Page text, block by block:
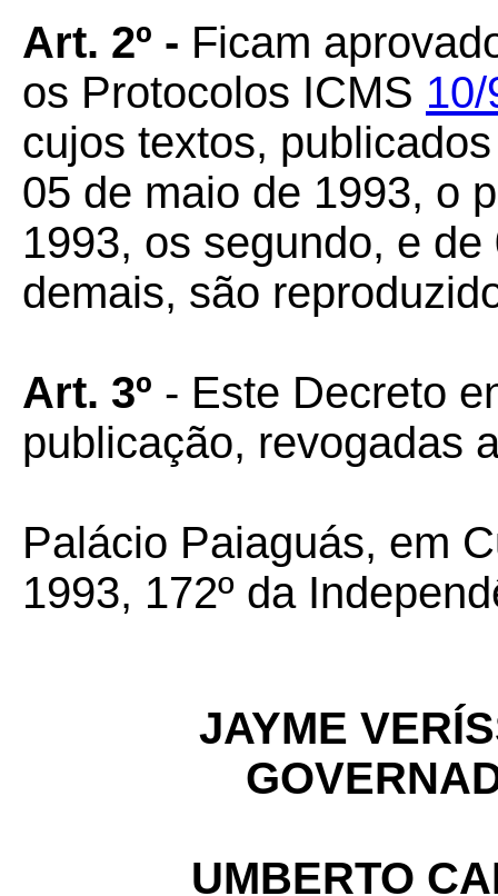
Art. 2º - Ficam
os Protocolos ICMS
cujos textos,
05 de maio de 1993, o
1993, os segundo, e
demais, são
Art. 3º - Este Decreto
publicação, revogadas
Palácio Paiaguás, em
1993, 172º da
JAYME
UMBERTO